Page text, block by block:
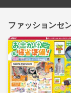
ファッションセ